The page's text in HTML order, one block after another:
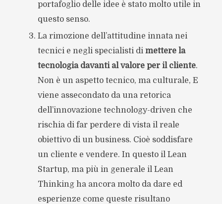
portafoglio delle idee è stato molto utile in
questo senso.
La rimozione dell’attitudine innata nei
tecnici e negli specialisti di mettere la
tecnologia davanti al valore per il cliente.
Non è un aspetto tecnico, ma culturale, E
viene assecondato da una retorica
dell’innovazione technology-driven che
rischia di far perdere di vista il reale
obiettivo di un business. Cioè soddisfare
un cliente e vendere. In questo il Lean
Startup, ma più in generale il Lean
Thinking ha ancora molto da dare ed
esperienze come queste risultano